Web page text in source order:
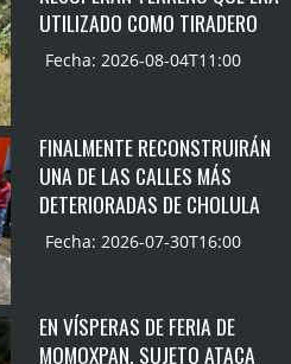
UTILIZADO COMO TIRADERO
Fecha: 2026-08-04T11:00
FINALMENTE RECONSTRUIRÁN
UNA DE LAS CALLES MÁS
DETERIORADAS DE CHOLULA
Fecha: 2026-07-30T16:00
EN VÍSPERAS DE FERIA DE
MOMOXPAN, SUJETO ATACA